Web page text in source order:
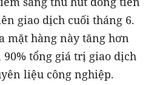
giao dịch cuối tháng 6.
mặt hàng này tăng hơn
90% tổng giá trị giao dịch
liệu công nghiệp.